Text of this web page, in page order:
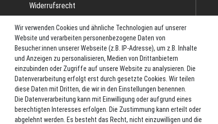
Widerrufsrecht
Impressum
Datenschutz
Batterieverordnung
Versand
Blog
TOP-KATEGORIEN
Angel-Rollen
Wir verwenden Cookies und ähnliche Technologien auf unserer
Website und verarbeiten personenbezogene Daten von
Besucher:innen unserer Webseite (z.B. IP-Adresse), um z.B. Inhalte
und Anzeigen zu personalisieren, Medien von Drittanbietern
einzubinden oder Zugriffe auf unsere Website zu analysieren. Die
Datenverarbeitung erfolgt erst durch gesetzte Cookies. Wir teilen
diese Daten mit Dritten, die wir in den Einstellungen benennen.
Die Datenverarbeitung kann mit Einwilligung oder aufgrund eines
berechtigten Interesses erfolgen. Die Zustimmung kann erteilt oder
abgelehnt werden. Es besteht das Recht, nicht einzuwilligen und die